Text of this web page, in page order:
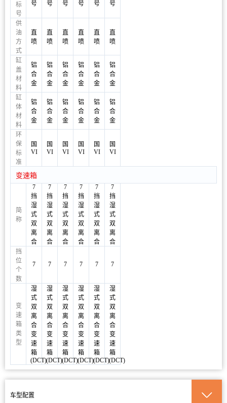
标
号
号
号
号
号
号
号
供
油
方
式
直
喷
直
喷
直
喷
直
喷
直
喷
直
喷
缸
盖
材
料
铝
合
金
铝
合
金
铝
合
金
铝
合
金
铝
合
金
铝
合
金
缸
体
材
料
铝
合
金
铝
合
金
铝
合
金
铝
合
金
铝
合
金
铝
合
金
环
保
标
准
国
VI
国
VI
国
VI
国
VI
国
VI
国
VI
变速箱
简
称
7
挡
湿
式
双
离
合
7
挡
湿
式
双
离
合
7
挡
湿
式
双
离
合
7
挡
湿
式
双
离
合
7
挡
湿
式
双
离
合
7
挡
湿
式
双
离
合
挡
位
个
数
7 7 7 7 7 7
变
速
箱
类
型
湿
式
双
离
合
变
速
箱
(DCT)
湿
式
双
离
合
变
速
箱
(DCT)
湿
式
双
离
合
变
速
箱
(DCT)
湿
式
双
离
合
变
速
箱
(DCT)
湿
式
双
离
合
变
速
箱
(DCT)
湿
式
双
离
合
变
速
箱
(DCT)
车型配置